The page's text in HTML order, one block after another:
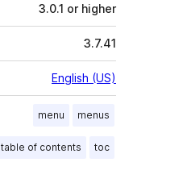
3.0.1 or higher
3.7.41
English (US)
menu menus
table of contents toc